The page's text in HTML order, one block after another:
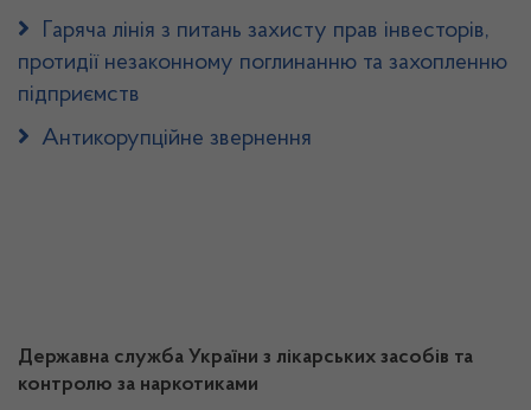
Гаряча лінія з питань захисту прав інвесторів,
протидії незаконному поглинанню та захопленню
підприємств
Антикорупційне звернення
Державна служба України з лікарських засобів та
контролю за наркотиками